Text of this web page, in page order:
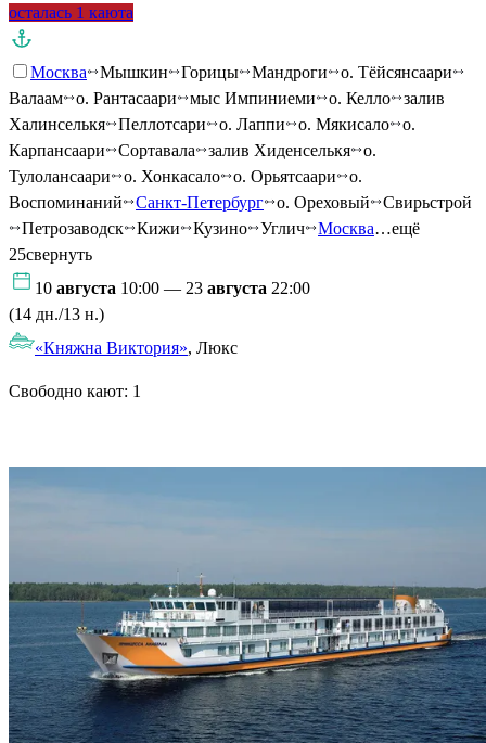
осталась 1 каюта
Москва Мышкин Горицы Мандроги
о. Тёйсянсаари
Валаам
о. Рантасаари мыс Импиниеми о. Келло
залив
Халинселькя
Пеллотсари о. Лаппи о. Мякисало
о.
Карпансаари
Сортавала залив Хиденселькя
о.
Тулолансаари
о. Хонкасало о. Орьятсаари
о.
Воспоминаний
Санкт-Петербург о. Ореховый
Свирьстрой
Петрозаводск
Кижи Кузино Углич Москва…ещё
25свернуть
10 августа 10:00 — 23 августа 22:00
(14 дн./13 н.)
«Княжна Виктория», Люкс
Свободно кают: 1